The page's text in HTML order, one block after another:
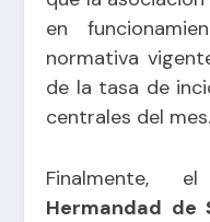
en
normativa
de la tasa de
centrales del mes.
Finalmente,
Hermandad de